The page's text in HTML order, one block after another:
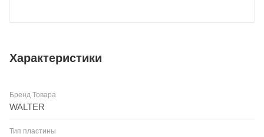
Характеристики
Бренд Товара
WALTER
Тип пластины